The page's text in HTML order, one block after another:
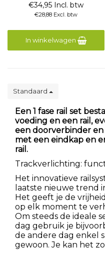
€34,95 Incl. btw
€28,88 Excl. btw
In winkelwagen
Standaard
Een 1 fase rail set
voeding en een rail,
een doorverbinder
met een eindkap en
rail.
Trackverlichting:
Het innovatieve
laatste nieuwe trend
Het geeft je de
op elk moment te
Om steeds de ideale
dag gebruik je
de andere dag enkel
gewoon. Je kan het